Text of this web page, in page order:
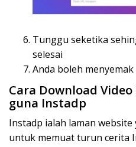
Tunggu seketika
selesai
Anda boleh
Cara Download
guna Instadp
Instadp ialah laman
untuk memuat turun cerita